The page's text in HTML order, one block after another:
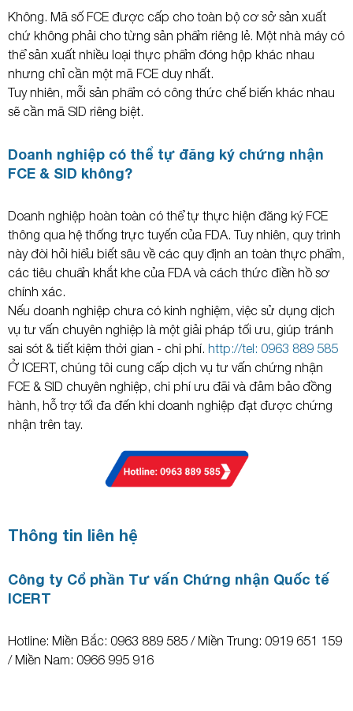
Không. Mã số FCE được cấp cho toàn bộ cơ sở sản xuất
chứ không phải cho từng sản phẩm riêng lẻ. Một nhà máy có
thể sản xuất nhiều loại thực phẩm đóng hộp khác nhau
nhưng chỉ cần một mã FCE duy nhất.
Tuy nhiên, mỗi sản phẩm có công thức chế biến khác nhau
sẽ cần mã SID riêng biệt.
Doanh nghiệp có thể tự đăng ký chứng nhận
FCE & SID không?
Doanh nghiệp hoàn toàn có thể tự thực hiện đăng ký FCE
thông qua hệ thống trực tuyến của FDA. Tuy nhiên, quy trình
này đòi hỏi hiểu biết sâu về các quy định an toàn thực phẩm,
các tiêu chuẩn khắt khe của FDA và cách thức điền hồ sơ
chính xác.
Nếu doanh nghiệp chưa có kinh nghiệm, việc sử dụng dịch
vụ tư vấn chuyên nghiệp là một giải pháp tối ưu, giúp tránh
sai sót & tiết kiệm thời gian - chi phí. http://tel: 0963 889 585
Ở ICERT, chúng tôi cung cấp dịch vụ tư vấn chứng nhận
FCE & SID chuyên nghiệp, chi phí ưu đãi và đảm bảo đồng
hành, hỗ trợ tối đa đến khi doanh nghiệp đạt được chứng
nhận trên tay.
Thông tin liên hệ
Công ty Cổ phần Tư vấn Chứng nhận Quốc tế
ICERT
Hotline: Miền Bắc: 0963 889 585 / Miền Trung: 0919 651 159
/ Miền Nam: 0966 995 916